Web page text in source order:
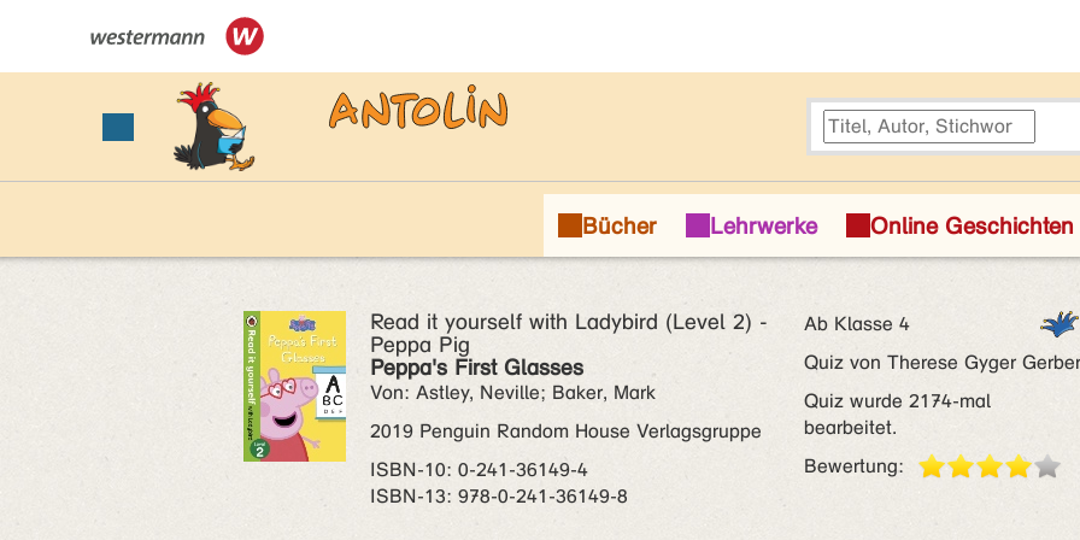
Read it yourself with Ladybird (Level 2) -
Peppa Pig
Peppa's First Glasses
Von: Astley, Neville; Baker, Mark
2019 Penguin Random House Verlagsgruppe
ISBN‑10: 0-241-36149-4
ISBN‑13: 978-0-241-36149-8
Ab Klasse 4
Quiz von Therese Gyger Gerber
Quiz wurde 2174-mal
bearbeitet.
Bewertung: